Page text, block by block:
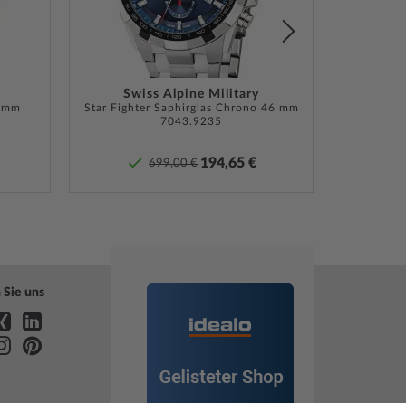
Box, Garantie Dok., Umkarton
Herstellergarantie! Die genaue
und die Adresse des Garantiegebers
bei Lieferung der Ware in der
Swiss Alpine Military
Star Fighter Saphirglas Chrono 46 mm
7043.9235
699,00 € 194,65 €
Sie uns